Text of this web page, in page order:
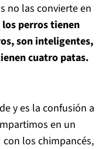
no las convierte en
los perros tienen
son inteligentes,
cuatro patas.
y es la confusión a
en un
con los chimpancés,